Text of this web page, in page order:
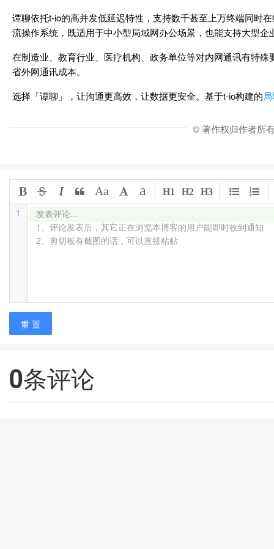
谭聊依托t-io的高并发低延迟特性，支持数千甚至上万终端同时
流操作系统，既适用于中小型局域网办公场景，也能支持大型
在制造业、教育行业、医疗机构、政务单位等对内网通讯有特
省外网通讯成本。
选择「谭聊」，让沟通更高效，让数据更安全。基于t-io构建的
© 著作权归作者所
发表评论...
1、评论发表后，其它正在浏览本博客的用户能即时收到通知
2、剪切板有截图的话，可以直接粘贴
1
Aa a H1 H2 H3
重 置
0条评论